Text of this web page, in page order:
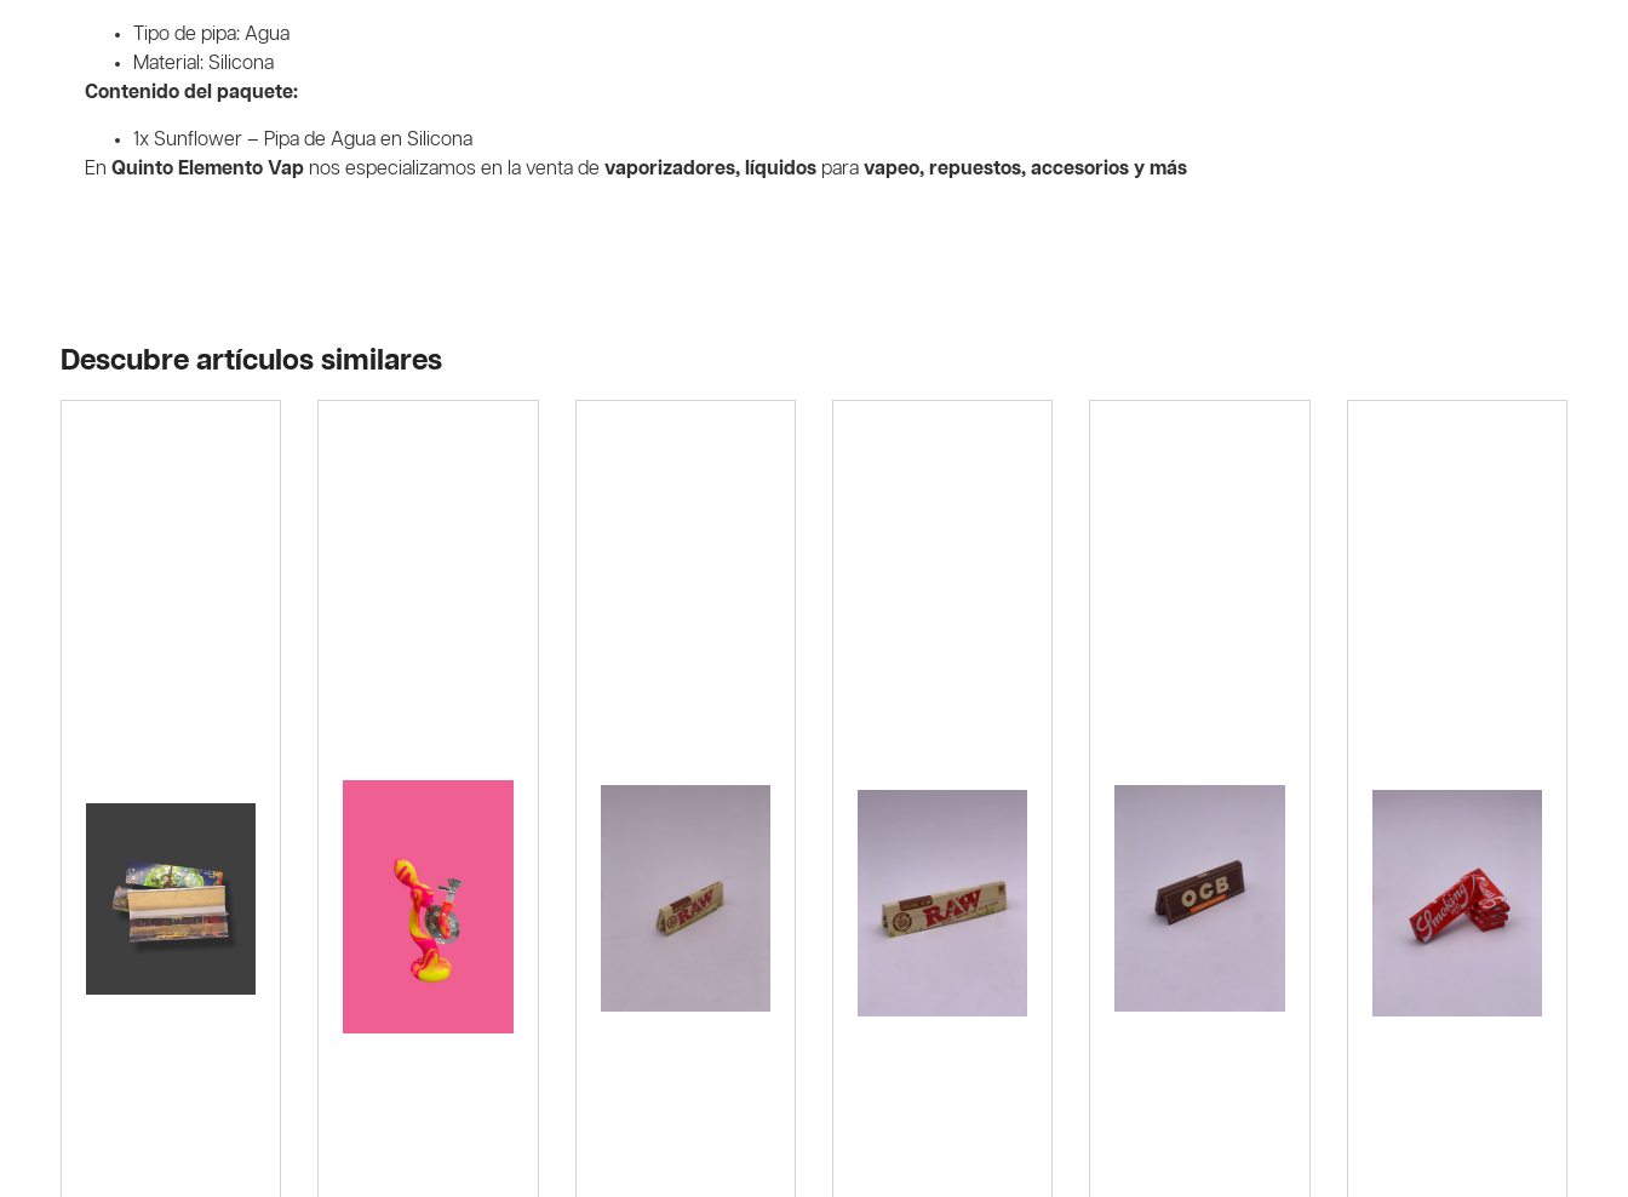
Tipo de pipa: Agua
Material: Silicona
Contenido del paquete:
1x Sunflower – Pipa de Agua en Silicona
En Quinto Elemento Vap nos especializamos en la venta de vaporizadores, líquidos para vapeo, repuestos, accesorios y más
Descubre artículos similares